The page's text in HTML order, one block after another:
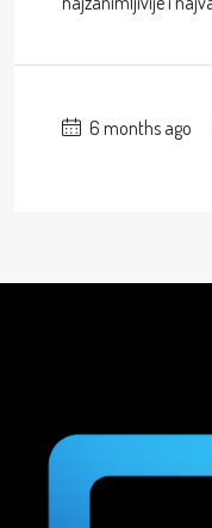
6 months ago